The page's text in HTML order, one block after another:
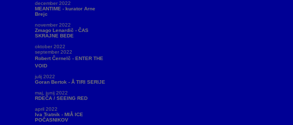
december 2022
MEANTIME - kurator Arne
Brejc
november 2022
Zmago Lenardič - ČAS
SKRAJNE BEDE
oktober 2022
september 2022
Robert Černelč - ENTER THE
VOID
julij 2022
Goran Bertok - Å TIRI SERIJE
maj, junij 2022
RDEČA / SEEING RED
april 2022
Iva Tratnik - MIÅ ICE
POČASNIKOV